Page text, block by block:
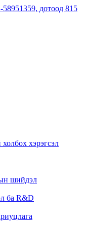
дотоод 815
хэрэгсэл
шийдэл
ба R&D